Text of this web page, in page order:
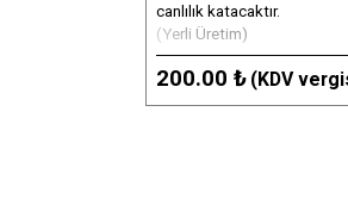
canlılık katacaktır.
(Yerli Üretim)
200.00 ₺ (KDV